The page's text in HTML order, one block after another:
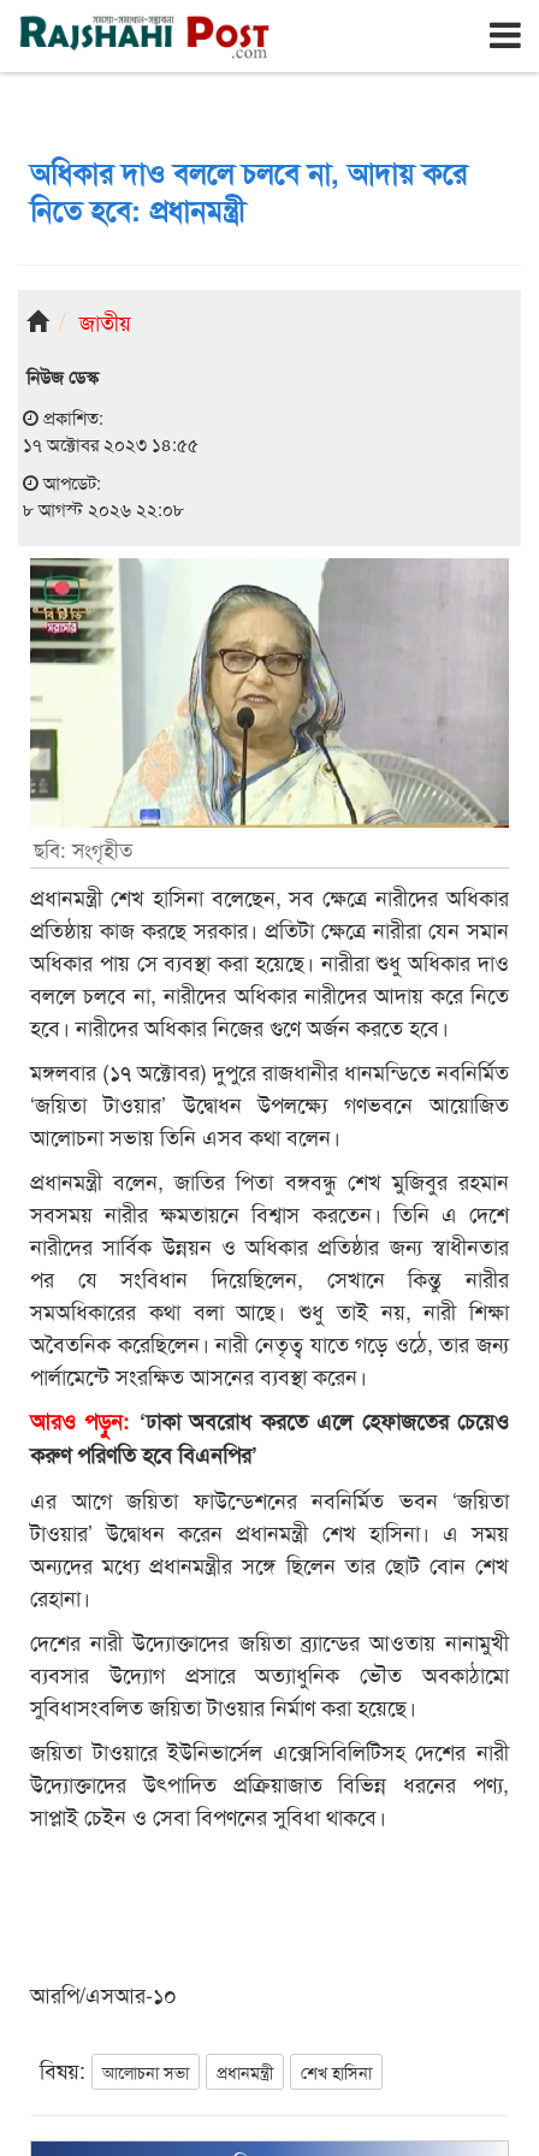
রাজশাহী শনিবার, ৮ই আগস্ট ২০২৬, ২৫শে শ্রাবণ ১৪৩৩
অধিকার দাও বললে চলবে না, আদায় করে
নিতে হবে: প্রধানমন্ত্রী
জাতীয়
নিউজ ডেস্ক
প্রকাশিত:
১৭ অক্টোবর ২০২৩ ১৪:৫৫
আপডেট:
৮ আগস্ট ২০২৬ ২২:০৮
ছবি: সংগৃহীত
প্রধানমন্ত্রী শেখ হাসিনা বলেছেন, সব ক্ষেত্রে নারীদের অধিকার
প্রতিষ্ঠায় কাজ করছে সরকার। প্রতিটা ক্ষেত্রে নারীরা যেন সমান
অধিকার পায় সে ব্যবস্থা করা হয়েছে। নারীরা শুধু অধিকার দাও
বললে চলবে না, নারীদের অধিকার নারীদের আদায় করে নিতে
হবে। নারীদের অধিকার নিজের গুণে অর্জন করতে হবে।
মঙ্গলবার (১৭ অক্টোবর) দুপুরে রাজধানীর ধানমন্ডিতে নবনির্মিত
‘জয়িতা টাওয়ার’ উদ্বোধন উপলক্ষ্যে গণভবনে আয়োজিত
আলোচনা সভায় তিনি এসব কথা বলেন।
প্রধানমন্ত্রী বলেন, জাতির পিতা বঙ্গবন্ধু শেখ মুজিবুর রহমান
সবসময় নারীর ক্ষমতায়নে বিশ্বাস করতেন। তিনি এ দেশে
নারীদের সার্বিক উন্নয়ন ও অধিকার প্রতিষ্ঠার জন্য স্বাধীনতার
পর যে সংবিধান দিয়েছিলেন, সেখানে কিন্তু নারীর
সমঅধিকারের কথা বলা আছে। শুধু তাই নয়, নারী শিক্ষা
অবৈতনিক করেছিলেন। নারী নেতৃত্ব যাতে গড়ে ওঠে, তার জন্য
পার্লামেন্টে সংরক্ষিত আসনের ব্যবস্থা করেন।
আরও পড়ুন: ‘ঢাকা অবরোধ করতে এলে হেফাজতের চেয়েও
করুণ পরিণতি হবে বিএনপির’
এর আগে জয়িতা ফাউন্ডেশনের নবনির্মিত ভবন ‘জয়িতা
টাওয়ার’ উদ্বোধন করেন প্রধানমন্ত্রী শেখ হাসিনা। এ সময়
অন্যদের মধ্যে প্রধানমন্ত্রীর সঙ্গে ছিলেন তার ছোট বোন শেখ
রেহানা।
দেশের নারী উদ্যোক্তাদের জয়িতা ব্র্যান্ডের আওতায় নানামুখী
ব্যবসার উদ্যোগ প্রসারে অত্যাধুনিক ভৌত অবকাঠামো
সুবিধাসংবলিত জয়িতা টাওয়ার নির্মাণ করা হয়েছে।
জয়িতা টাওয়ারে ইউনিভার্সেল এক্সেসিবিলিটিসহ দেশের নারী
উদ্যোক্তাদের উৎপাদিত প্রক্রিয়াজাত বিভিন্ন ধরনের পণ্য,
সাপ্লাই চেইন ও সেবা বিপণনের সুবিধা থাকবে।
আরপি/এসআর-১০
বিষয়: আলোচনা সভা প্রধানমন্ত্রী শেখ হাসিনা